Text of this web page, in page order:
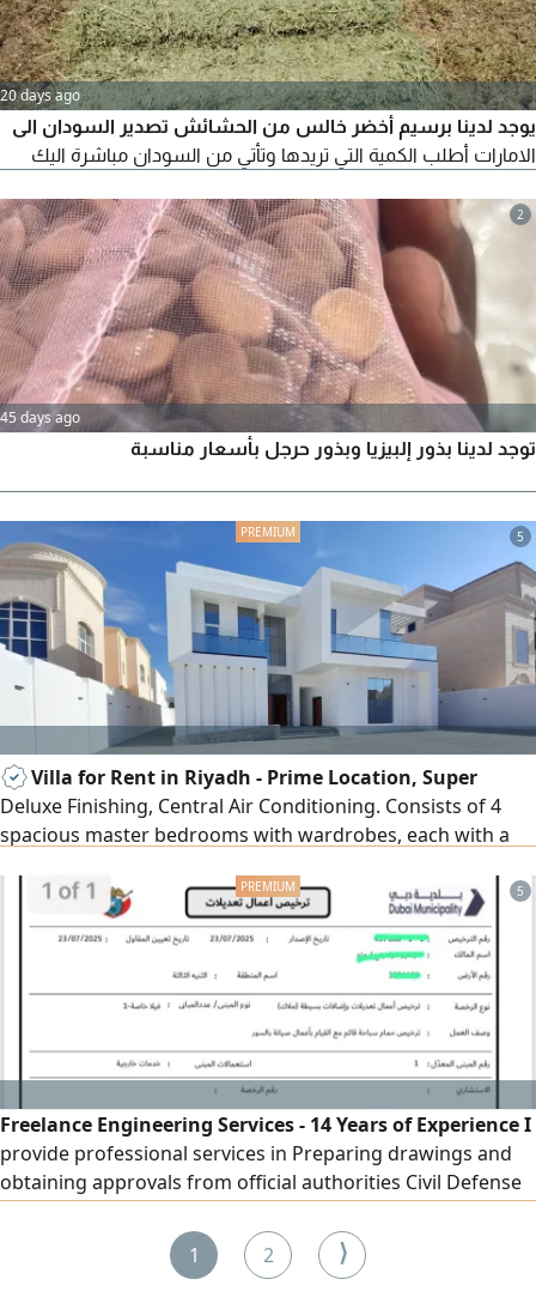
20 days ago
يوجد لدينا برسيم أخضر خالس من الحشائش تصدير السودان الى
الامارات أطلب الكمية التي تريدها وتأتي من السودان مباشرة اليك
2
45 days ago
توجد لدينا بذور إلبيزيا وبذور حرجل بأسعار مناسبة
5
Villa for Rent in Riyadh - Prime Location, Super
Deluxe Finishing, Central Air Conditioning. Consists of 4
spacious master bedrooms with wardrobes, each with a
and washbasins; a dining room; a women's majlis with
washbasins; 2 large family living rooms; a main interior
kitchen; a maid's room; a laundry room; a spacious
courtyard; and an electronic gate. The villa also includes an
5
Freelance Engineering Services - 14 Years of Experience I
provide professional services in Preparing drawings and
obtaining approvals from official authorities Civil Defense
Electricity & Water Authority) SEWA (Sharjah Electricity &
Water Authority) Working with major developers such as
1 2 ⟩